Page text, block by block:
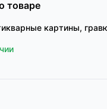
товаре
картины,